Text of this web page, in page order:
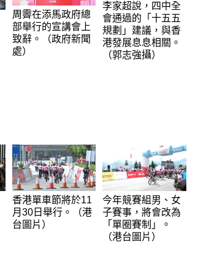
周霽在添馬政府總
部舉行的宣講會上
致辭。（政府新聞
處）
李家超說，四中全
會通過的「十五五
規劃」建議，與香
港發展息息相關。
（郭志強攝）
香港單車節將於11
月30日舉行。（港
台圖片）
今年競賽組男、女
子賽事，將會改為
「單圈賽制」。
（港台圖片）